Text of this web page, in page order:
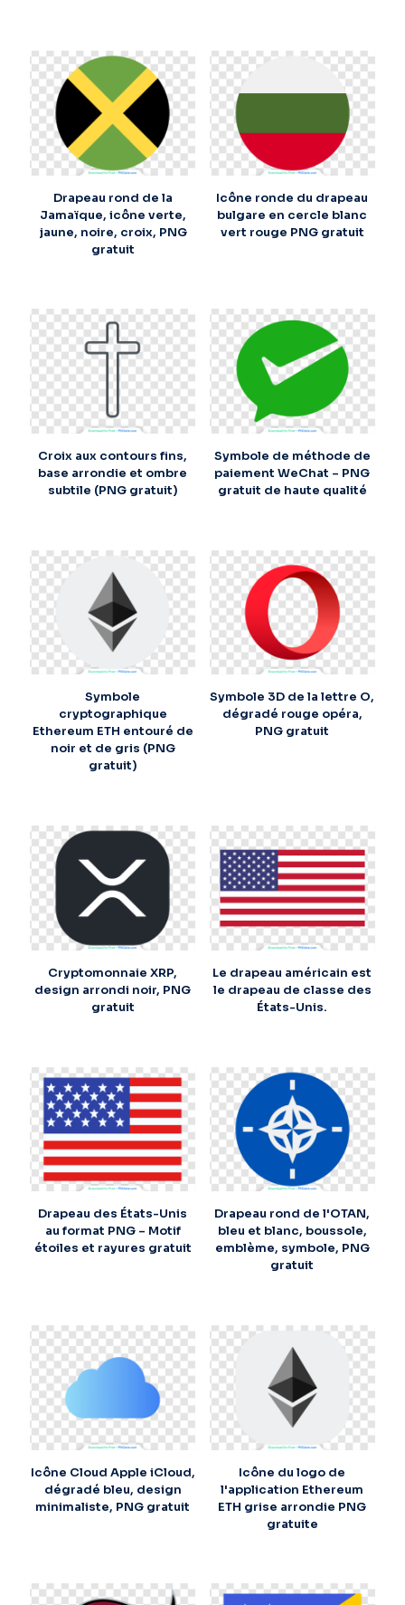
Drapeau rond de la
Jamaïque, icône verte,
jaune, noire, croix, PNG
gratuit
Icône ronde du drapeau
bulgare en cercle blanc
vert rouge PNG gratuit
Croix aux contours fins,
base arrondie et ombre
subtile (PNG gratuit)
Symbole de méthode de
paiement WeChat – PNG
gratuit de haute qualité
Symbole
cryptographique
Ethereum ETH entouré de
noir et de gris (PNG
gratuit)
Symbole 3D de la lettre O,
dégradé rouge opéra,
PNG gratuit
Cryptomonnaie XRP,
design arrondi noir, PNG
gratuit
Le drapeau américain est
le drapeau de classe des
États-Unis.
Drapeau des États-Unis
au format PNG – Motif
étoiles et rayures gratuit
Drapeau rond de l'OTAN,
bleu et blanc, boussole,
emblème, symbole, PNG
gratuit
Icône Cloud Apple iCloud,
dégradé bleu, design
minimaliste, PNG gratuit
Icône du logo de
l'application Ethereum
ETH grise arrondie PNG
gratuite